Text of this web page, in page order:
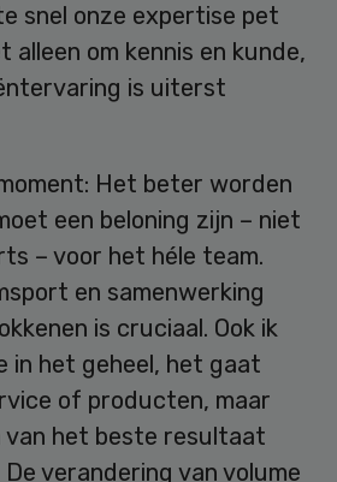
snel onze expertise pet
alleen om kennis en kunde,
is uiterst
Het beter worden
een beloning zijn – niet
– voor het héle team.
en samenwerking
is cruciaal. Ook ik
in het geheel, het gaat
of producten, maar
van het beste resultaat
verandering van volume